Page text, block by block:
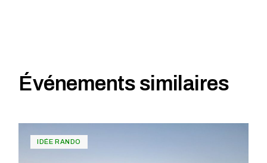
Événements similaires
IDÉE RANDO